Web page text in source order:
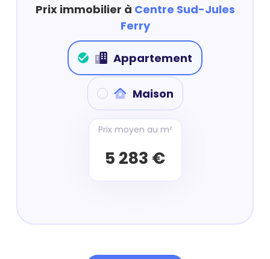
Prix immobilier à Centre Sud-Jules
Ferry
Appartement
Maison
Prix moyen au m²
5 283 €